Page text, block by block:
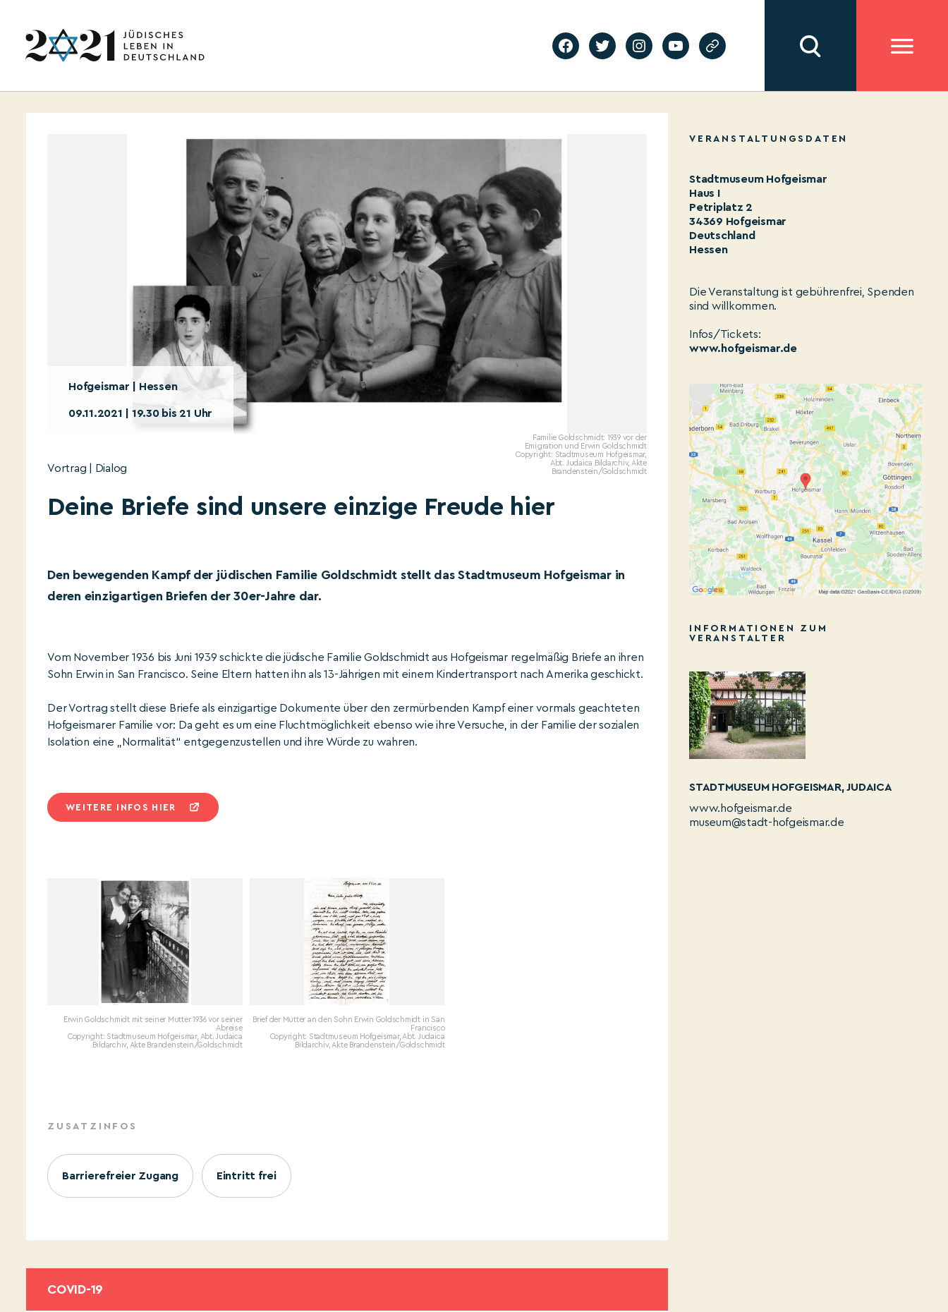
Hofgeismar | Hessen
09.11.2021 | 19.30 bis 21 Uhr
Familie Goldschmidt: 1939 vor der
Emigration und Erwin Goldschmidt
Copyright: Stadtmuseum Hofgeismar,
Abt. Judaica Bildarchiv, Akte
Brandenstein/Goldschmidt
Vortrag | Dialog
Deine Briefe sind unsere einzige Freude hier
Den bewegenden Kampf der jüdischen Familie Goldschmidt stellt das Stadtmuseum Hofgeismar in
deren einzigartigen Briefen der 30er-Jahre dar.
Vom November 1936 bis Juni 1939 schickte die jüdische Familie Goldschmidt aus Hofgeismar regelmäßig Briefe an ihren
Sohn Erwin in San Francisco. Seine Eltern hatten ihn als 13-Jährigen mit einem Kindertransport nach Amerika geschickt.
Der Vortrag stellt diese Briefe als einzigartige Dokumente über den zermürbenden Kampf einer vormals geachteten
Hofgeismarer Familie vor: Da geht es um eine Fluchtmöglichkeit ebenso wie ihre Versuche, in der Familie der sozialen
Isolation eine „Normalität“ entgegenzustellen und ihre Würde zu wahren.
WEITERE INFOS HIER
Erwin Goldschmidt mit seiner Mutter 1936 vor seiner
Abreise
Copyright: Stadtmuseum Hofgeismar, Abt. Judaica
Bildarchiv, Akte Brandenstein/Goldschmidt
Brief der Mutter an den Sohn Erwin Goldschmidt in San
Francisco
Copyright: Stadtmuseum Hofgeismar, Abt. Judaica
Bildarchiv, Akte Brandenstein/Goldschmidt
ZUSATZINFOS
Barrierefreier Zugang Eintritt frei
COVID-19
VERANSTALTUNGSDATEN
Stadtmuseum Hofgeismar
Haus I
Petriplatz 2
34369 Hofgeismar
Deutschland
Hessen
Die Veranstaltung ist gebührenfrei, Spenden
sind willkommen.
Infos/Tickets:
www.hofgeismar.de
INFORMATIONEN ZUM
VERANSTALTER
STADTMUSEUM HOFGEISMAR, JUDAICA
www.hofgeismar.de
museum@stadt-hofgeismar.de